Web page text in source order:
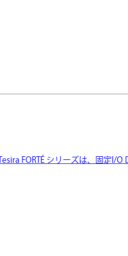
FORTÉ シリーズは、固定I/